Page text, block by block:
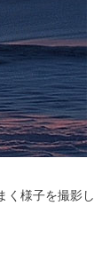
く様子を撮影し